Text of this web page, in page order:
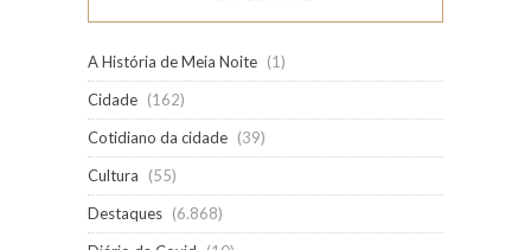
A História de Meia Noite (1)
Cidade (162)
Cotidiano da cidade (39)
Cultura
(55)
Destaques (6.868)